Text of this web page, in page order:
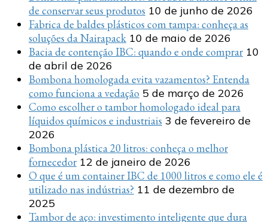
de conservar seus produtos 10 de junho de 2026
Fabrica de baldes plásticos com tampa: conheça as
soluções da Nairapack 10 de maio de 2026
Bacia de contenção IBC: quando e onde comprar 10
de abril de 2026
Bombona homologada evita vazamentos? Entenda
como funciona a vedação 5 de março de 2026
Como escolher o tambor homologado ideal para
líquidos químicos e industriais 3 de fevereiro de
2026
Bombona plástica 20 litros: conheça o melhor
fornecedor 12 de janeiro de 2026
O que é um container IBC de 1000 litros e como ele é
utilizado nas indústrias? 11 de dezembro de
2025
Tambor de aço: investimento inteligente que dura